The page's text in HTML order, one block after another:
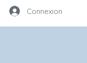
Connexion